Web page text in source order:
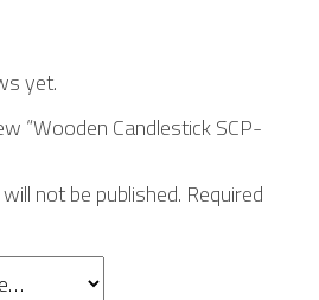
yet.
“Wooden Candlestick SCP-
not be published. Required